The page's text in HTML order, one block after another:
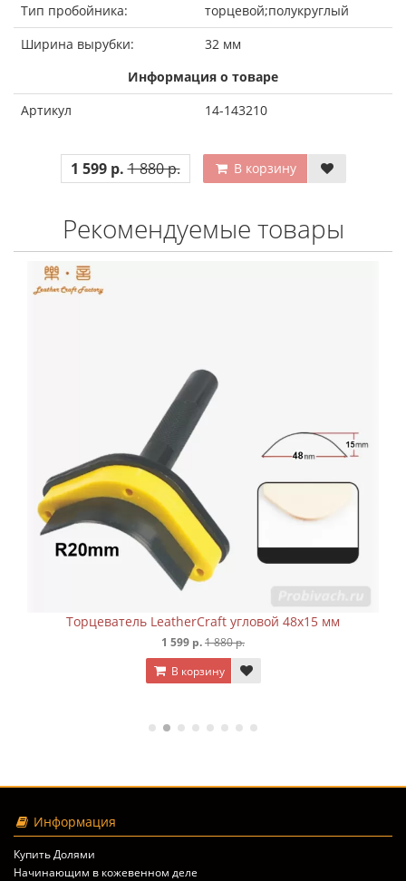
Тип пробойника:
торцевой;полукруглый
Ширина вырубки:
32 мм
Информация о товаре
Артикул
14-143210
1 599 р. 1 880 р. В корзину
Рекомендуемые товары
угловой 48х15 мм Торцеватель LeatherCraft
Информация
Купить Долями
Начинающим в кожевенном деле